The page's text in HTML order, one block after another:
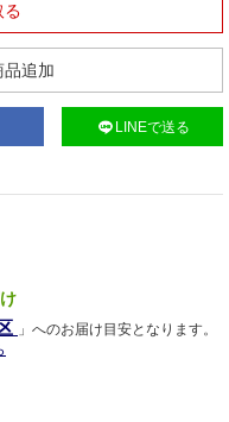
る
品追加
LINEで送る
」へのお届け目安となります。